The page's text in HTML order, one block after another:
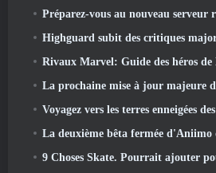
Préparez-vous au nouveau serveur rapide de MU
Highguard subit des critiques majoritairement
Rivaux Marvel: Guide des héros de
La prochaine mise à jour majeure de Warframe, "The
Voyagez vers les terres enneigées des Frostlands de la Roya dans la
La deuxième bêta fermée
9 Choses Skate. Pourrait ajouter pour